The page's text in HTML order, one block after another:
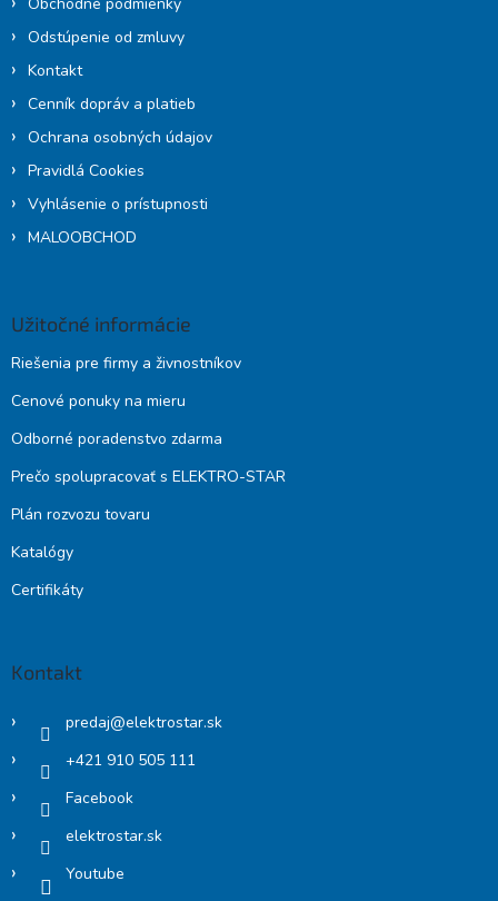
Obchodné podmienky
Odstúpenie od zmluvy
Kontakt
Cenník dopráv a platieb
Ochrana osobných údajov
Pravidlá Cookies
Vyhlásenie o prístupnosti
MALOOBCHOD
Užitočné informácie
Riešenia pre firmy a živnostníkov
Cenové ponuky na mieru
Odborné poradenstvo zdarma
Prečo spolupracovať s ELEKTRO-STAR
Plán rozvozu tovaru
Katalógy
Certifikáty
Kontakt
predaj@elektrostar.sk
+421 910 505 111
Facebook
elektrostar.sk
Youtube